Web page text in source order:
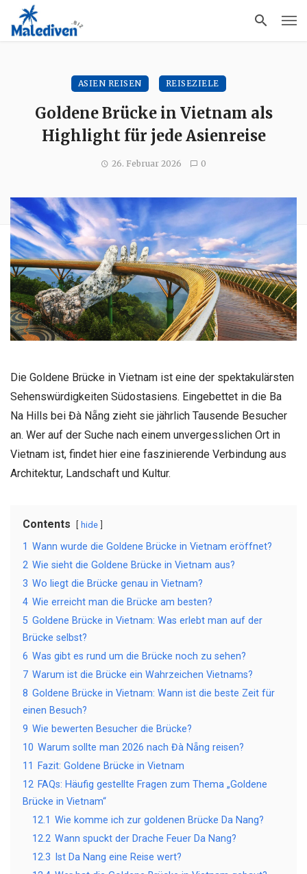
ASIEN REISEN REISEZIELE
Goldene Brücke in Vietnam als
Highlight für jede Asienreise
26. Februar 2026 0
Die Goldene Brücke in Vietnam ist eine der spektakulärsten
Sehenswürdigkeiten Südostasiens. Eingebettet in die Ba
Na Hills bei Đà Nẵng zieht sie jährlich Tausende Besucher
an. Wer auf der Suche nach einem unvergesslichen Ort in
Vietnam ist, findet hier eine faszinierende Verbindung aus
Architektur, Landschaft und Kultur.
Contents hide
1 Wann wurde die Goldene Brücke in Vietnam eröffnet?
2 Wie sieht die Goldene Brücke in Vietnam aus?
3 Wo liegt die Brücke genau in Vietnam?
4 Wie erreicht man die Brücke am besten?
5 Goldene Brücke in Vietnam: Was erlebt man auf der
Brücke selbst?
6 Was gibt es rund um die Brücke noch zu sehen?
7 Warum ist die Brücke ein Wahrzeichen Vietnams?
8 Goldene Brücke in Vietnam: Wann ist die beste Zeit für
einen Besuch?
9 Wie bewerten Besucher die Brücke?
10 Warum sollte man 2026 nach Đà Nẵng reisen?
11
Fazit: Goldene Brücke in Vietnam
12 FAQs: Häufig gestellte Fragen zum Thema „Goldene
Brücke in Vietnam“
12.1 Wie komme ich zur goldenen Brücke Da Nang?
12.2 Wann spuckt der Drache Feuer Da Nang?
12.3
Ist Da Nang eine Reise wert?